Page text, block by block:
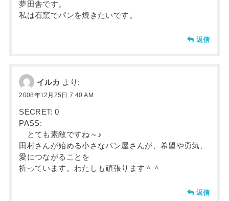
夢田舎です。
私は石窯でパンを焼きたいです。
返信
イルカ より:
2008年12月25日 7:40 AM
SECRET: 0
PASS:
とても素敵ですね～♪
田村さんが始める小さなパン屋さんが、希望や勇気、
愛につながることを
祈っています。わたしも頑張ります＾＾
返信